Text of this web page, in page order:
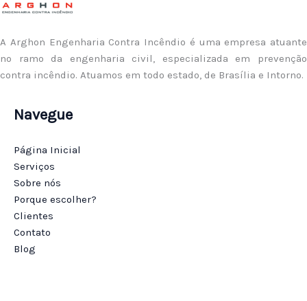
A Arghon Engenharia Contra Incêndio é uma empresa atuante
no ramo da engenharia civil, especializada em prevenção
contra incêndio. Atuamos em todo estado, de Brasília e Intorno.
Navegue
Página Inicial
Serviços
Sobre nós
Porque escolher?
Clientes
Contato
Blog